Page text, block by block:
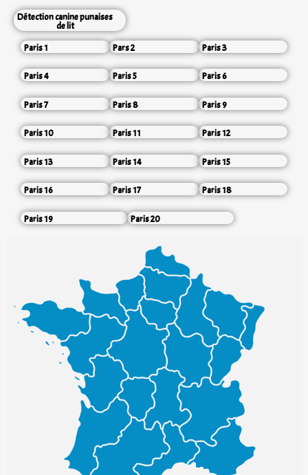
Détection canine punaises
de lit
Paris 1
Pars 2 Paris 3
Paris 4 Paris 5 Paris 6
Paris 7 Paris 8 Paris 9
Paris 10 Paris 11 Paris 12
Paris 13 Paris 14 Paris 15
Paris 16 Paris 17 Paris 18
Paris 19 Paris 20